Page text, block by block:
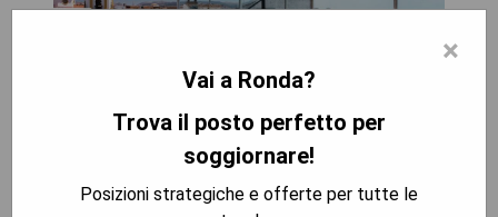
Das Catalonia Ronda befindet sich im
×
Vai a Ronda?
Trova il posto perfetto per
soggiornare!
Posizioni strategiche e offerte per tutte le